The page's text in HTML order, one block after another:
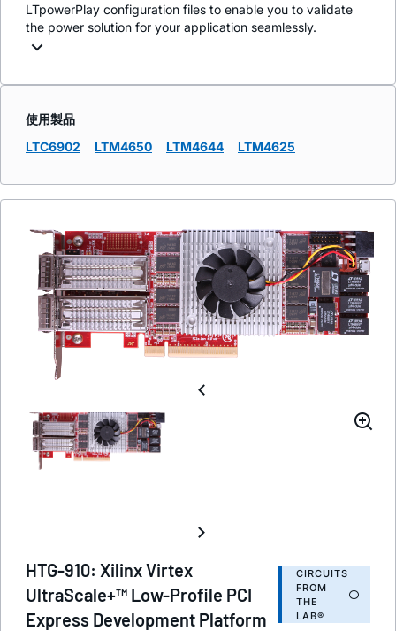
LTpowerPlay configuration files to enable you to validate
the power solution for your application seamlessly.
使用製品
LTC6902
LTM4650 LTM4644 LTM4625
HTG-910: Xilinx Virtex
UltraScale+™ Low-Profile PCI
Express Development Platform
CIRCUITS
FROM
THE
LAB®